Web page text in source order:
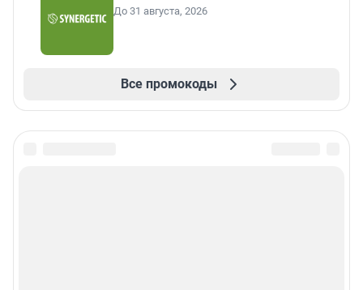
До 31 августа, 2026
Все промокоды